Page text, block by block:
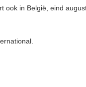
ook in België, eind